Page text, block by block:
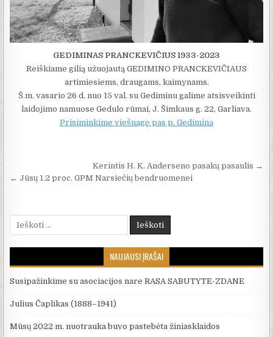
GEDIMINAS PRANCKEVIČIUS 1933-2023
Reiškiame gilią užuojautą GEDIMINO PRANCKEVIČIAUS
artimiesiems, draugams, kaimynams.
Š.m. vasario 26 d. nuo 15 val. su Gediminu galime atsisveikinti
laidojimo namuose Gedulo rūmai, J. Šimkaus g. 22, Garliava.
Prisiminkime viešnagę pas p. Gediminą
Navigacija tarp įrašų
Kerintis H. K. Anderseno pasakų pasaulis →
← Jūsų 1.2 proc. GPM Narsiečių bendruomenei
Ieškoti:
NAUJAUSI ĮRAŠAI
Susipažinkime su asociacijos nare RASA SABUTYTE-ZDANE
Julius Čaplikas (1888–1941)
Mūsų 2022 m. nuotrauka buvo pastebėta žiniasklaidos